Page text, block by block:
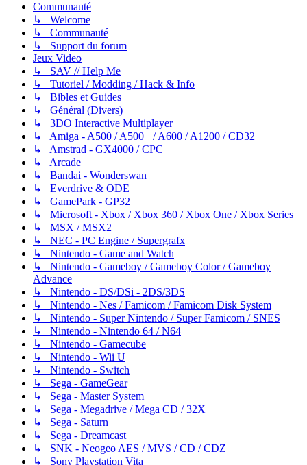
Communauté
↳ Welcome
↳ Communauté
↳ Support du forum
Jeux Video
↳ SAV // Help Me
↳ Tutoriel / Modding / Hack & Info
↳ Bibles et Guides
↳ Général (Divers)
↳ 3DO Interactive Multiplayer
↳ Amiga - A500 / A500+ / A600 / A1200 / CD32
↳ Amstrad - GX4000 / CPC
↳ Arcade
↳ Bandai - Wonderswan
↳ Everdrive & ODE
↳ GamePark - GP32
↳ Microsoft - Xbox / Xbox 360 / Xbox One / Xbox Series
↳ MSX / MSX2
↳ NEC - PC Engine / Supergrafx
↳ Nintendo - Game and Watch
↳ Nintendo - Gameboy / Gameboy Color / Gameboy
Advance
↳ Nintendo - DS/DSi - 2DS/3DS
↳ Nintendo - Nes / Famicom / Famicom Disk System
↳ Nintendo - Super Nintendo / Super Famicom / SNES
↳ Nintendo - Nintendo 64 / N64
↳ Nintendo - Gamecube
↳ Nintendo - Wii U
↳ Nintendo - Switch
↳ Sega - GameGear
↳ Sega - Master System
↳ Sega - Megadrive / Mega CD / 32X
↳ Sega - Saturn
↳ Sega - Dreamcast
↳ SNK - Neogeo AES / MVS / CD / CDZ
↳ Sony Playstation Vita